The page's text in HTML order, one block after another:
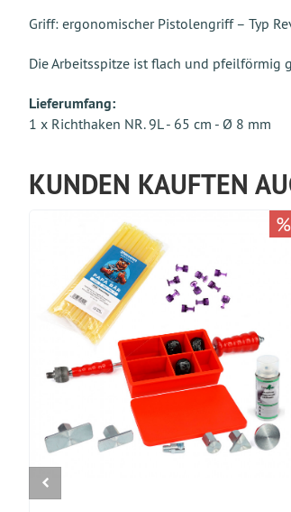
Griff: ergonomischer Pistolengriff – Typ
Die Arbeitsspitze ist flach und pfeilförmig
Lieferumfang:
1 x Richthaken NR. 9L - 65 cm - Ø 8 mm
KUNDEN KAUFTEN
%